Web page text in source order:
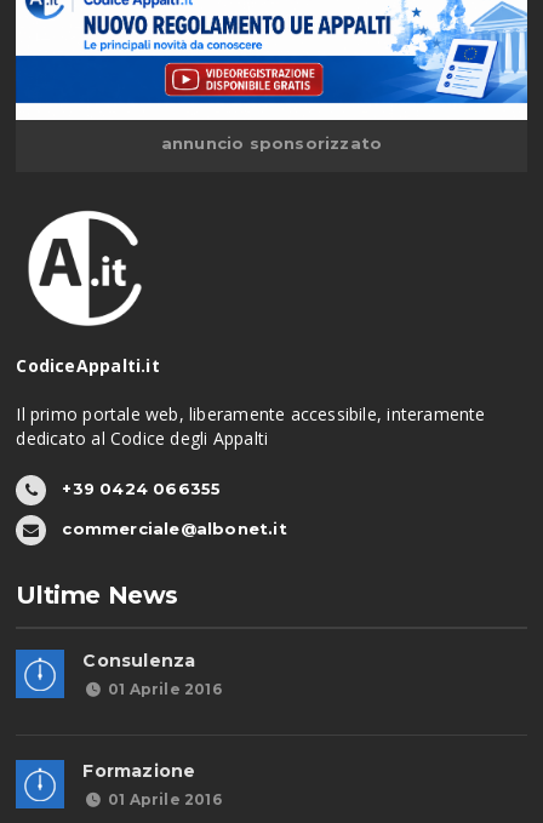
annuncio sponsorizzato
CodiceAppalti.it
Il primo portale web, liberamente accessibile, interamente
dedicato al Codice degli Appalti
+39 0424 066355
commerciale@albonet.it
Ultime News
Consulenza
01 Aprile 2016
Formazione
01 Aprile 2016